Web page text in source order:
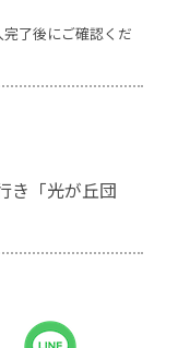
了後にご確認くだ
き「光が丘団